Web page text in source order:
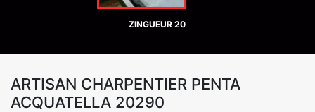
ZINGUEUR 20
ARTISAN CHARPENTIER PENTA
ACQUATELLA 20290